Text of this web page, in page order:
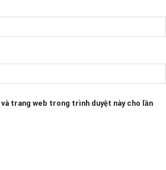
trang web trong trình duyệt này cho lần